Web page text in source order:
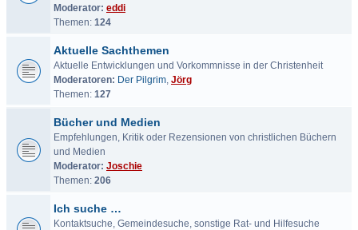
Moderator: eddi
Themen: 124
Aktuelle Sachthemen
Aktuelle Entwicklungen und Vorkommnisse in der Christenheit
Moderatoren: Der Pilgrim, Jörg
Themen: 127
Bücher und Medien
Empfehlungen, Kritik oder Rezensionen von christlichen Büchern
und Medien
Moderator: Joschie
Themen: 206
Ich suche …
Kontaktsuche, Gemeindesuche, sonstige Rat- und Hilfesuche